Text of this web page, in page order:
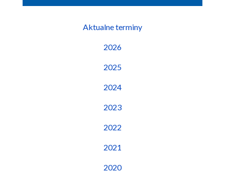
Aktualne terminy
2026
2025
2024
2023
2022
2021
2020